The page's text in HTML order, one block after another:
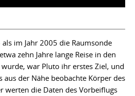
im Jahr 2005 die Raumsonde
zehn Jahre lange Reise in den
war Pluto ihr erstes Ziel, und
der Nähe beobachte Körper des
werten die Daten des Vorbeiflugs